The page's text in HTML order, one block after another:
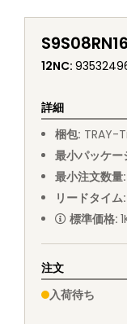
12NC:
詳細
梱包: TRAY-
最小パッケー
最小注文数量:
リードタイム:
標準価格:
注文
入荷待ち